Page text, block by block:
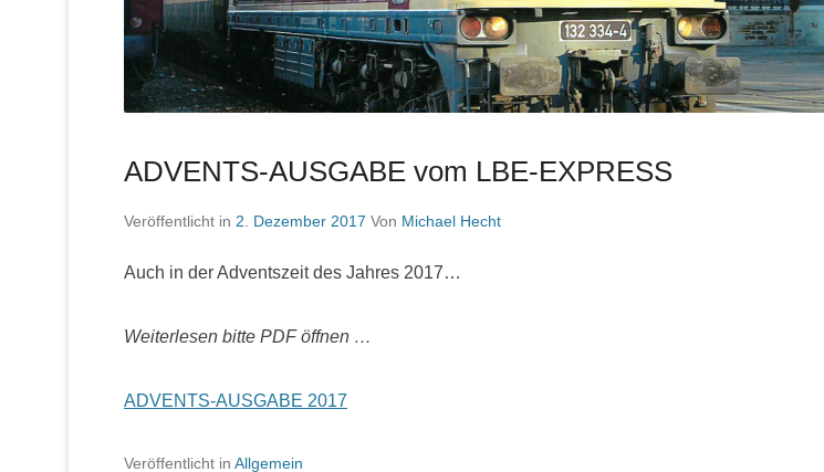
ADVENTS-AUSGABE vom LBE-EXPRESS
Veröffentlicht in 2. Dezember 2017 Von Michael Hecht
Auch in der Adventszeit des Jahres 2017…
Weiterlesen bitte PDF öffnen …
ADVENTS-AUSGABE 2017
Veröffentlicht in Allgemein